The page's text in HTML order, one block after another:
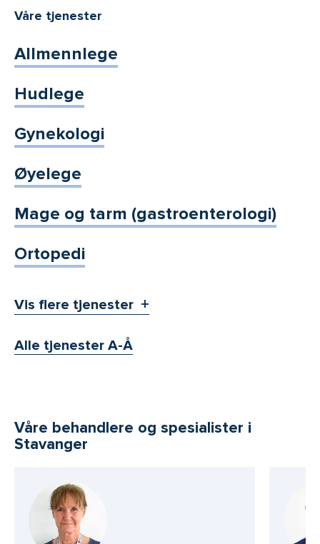
Våre tjenester
Allmennlege
Hudlege
Gynekologi
Øyelege
Mage og tarm (gastroenterologi)
Ortopedi
Vis flere tjenester
Alle tjenester A-Å
Våre behandlere og spesialister i
Stavanger